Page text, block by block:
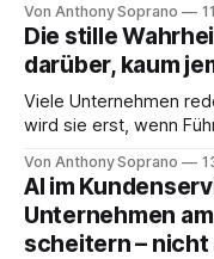
Von Anthony Soprano
Die stille
darüber, kaum
Viele Unternehmen
wird sie erst, wenn
Von Anthony Soprano
AI im
Unternehmen
scheitern – nicht